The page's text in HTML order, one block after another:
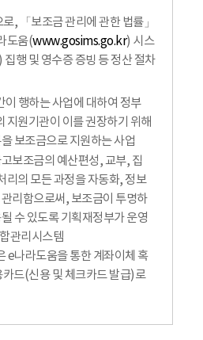
, 「보조금 관리에 관한 법률」
도움(www.gosims.go.kr) 시스
행 및 영수증 증빙 등 정산 절차
이 행하는 사업에 대하여 정부
지원기관이 이를 권장하기 위해
보조금으로 지원하는 사업
보조금의 예산편성, 교부, 집
리의 모든 과정을 자동화, 정보
리함으로써, 보조금이 투명하
수 있도록 기획재정부가 운영
관리시스템
e나라도움을 통한 계좌이체 혹
드(신용 및 체크카드 발급)로